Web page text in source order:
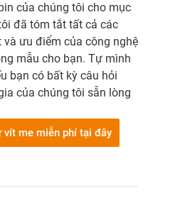
của chúng tôi cho mục
đã tóm tắt tất cả các
ưu điểm của công nghệ
mẫu cho bạn. Tự mình
bạn có bất kỳ câu hỏi
của chúng tôi sẵn lòng
vít me miễn phí tại đây